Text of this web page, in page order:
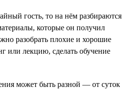
гость, то на нём разбираются
которые он получил
разобрать плохие и хорошие
или лекцию, сделать обучение
может быть разной — от суток